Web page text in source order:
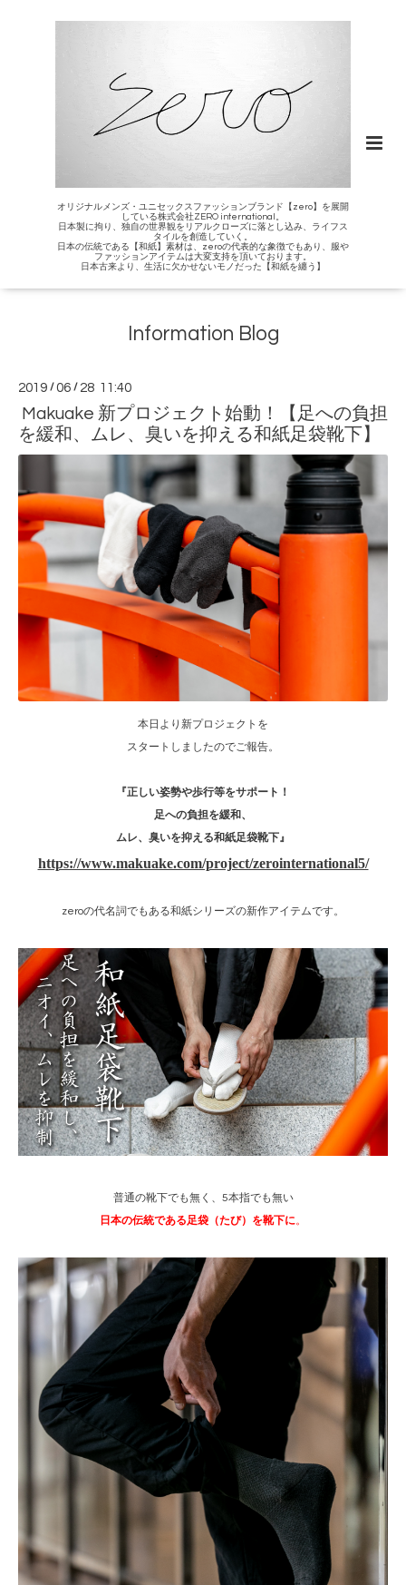
オリジナルメンズ・ユニセックスファッションブランド【zero】を展開
している株式会社ZERO international。
日本製に拘り、独自の世界観をリアルクローズに落とし込み、ライフス
タイルを創造していく。
日本の伝統である【和紙】素材は、zeroの代表的な象徴でもあり、服や
ファッションアイテムは大変支持を頂いております。
日本古来より、生活に欠かせないモノだった【和紙を纏う】
Information Blog
2019 /06 / 28 11:40
Makuake 新プロジェクト始動！【足への負担
を緩和、ムレ、臭いを抑える和紙足袋靴下】
本日より新プロジェクトを
スタートしましたのでご報告。
『正しい姿勢や歩行等をサポート！
足への負担を緩和、
ムレ、臭いを抑える和紙足袋靴下』
https://www.makuake.com/project/zerointernational5/
zeroの代名詞でもある和紙シリーズの新作アイテムです。
普通の靴下でも無く、5本指でも無い
日本の伝統である足袋（たび）を靴下に。